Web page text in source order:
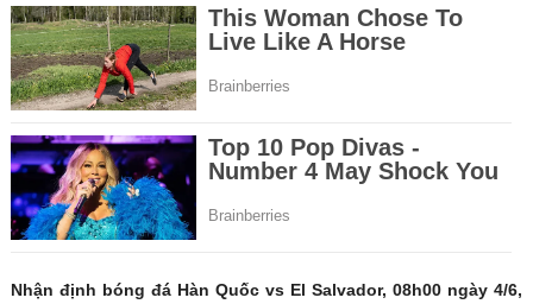
Nhận định bóng đá Hàn Quốc vs El Salvador, 08h00 ngày 4/6,